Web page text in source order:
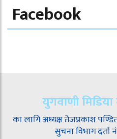
Facebook
युगवाणी मिडिया
का लागि अध्यक्ष तेजप्रकाश
सुचना विभाग